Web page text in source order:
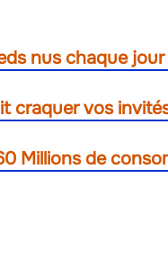
nus chaque
vos
Millions de